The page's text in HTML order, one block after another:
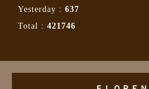
Yesterday : 637
Total : 421746